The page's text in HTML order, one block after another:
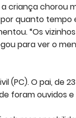
a criança chorou
quanto tempo
“Os
para ver o
(PC). O pai, de
foram ouvidos e